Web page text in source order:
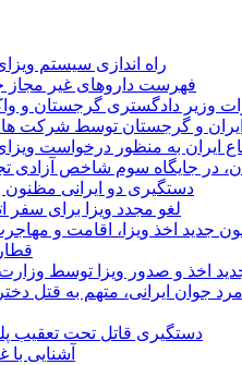
راه اندازی سیستم
فهرست داروهای غیر
وزیر دادگستری گرجستان و
و گرجستان توسط شرکت های
ایران به منظور درخواست
در جایگاه سوم شاخص آزادی
دستگیری دو ایرانی
لغو مجدد ویزا برای سفر
جدید اخذ ویزا، اقامت و
اخذ و صدور ویزا توسط
جوان ایرانی، متهم به قتل دختر ۱۶ ساله در گرجستان
دستگیری قاتل تحت تعقیب
آشنایی